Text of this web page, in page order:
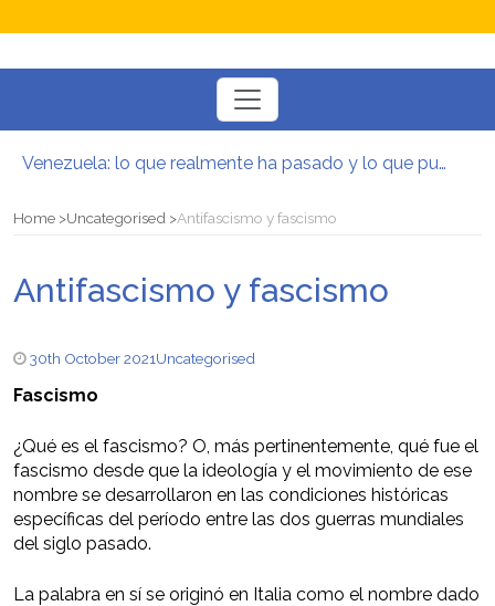
Toggle
navigation
Venezuela: lo que realmente ha pasado y lo que puede venir
El mito de la hoz y el martillo
Postura oportunista trotskista
Home Uncategorised Antifascismo y fascismo
Antifascismo y fascismo
30th October 2021Uncategorised
Fascismo
¿Qué es el fascismo? O, más pertinentemente, qué fue el
fascismo desde que la ideología y el movimiento de ese
nombre se desarrollaron en las condiciones históricas
específicas del período entre las dos guerras mundiales
del siglo pasado.
La palabra en sí se originó en Italia como el nombre dado